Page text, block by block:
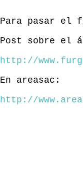
Para pasar el
Post sobre el
http://
En areasac:
http://